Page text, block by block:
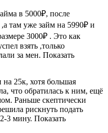
в 5000₽, после
там уже займ на 5990₽ и
3000₽ . Это как
взять ,только
за мен. Показать
25к, хотя большая
что обратилась к ним, ещё
Раньше скептически
рискнуть подать
3 мину. Показать